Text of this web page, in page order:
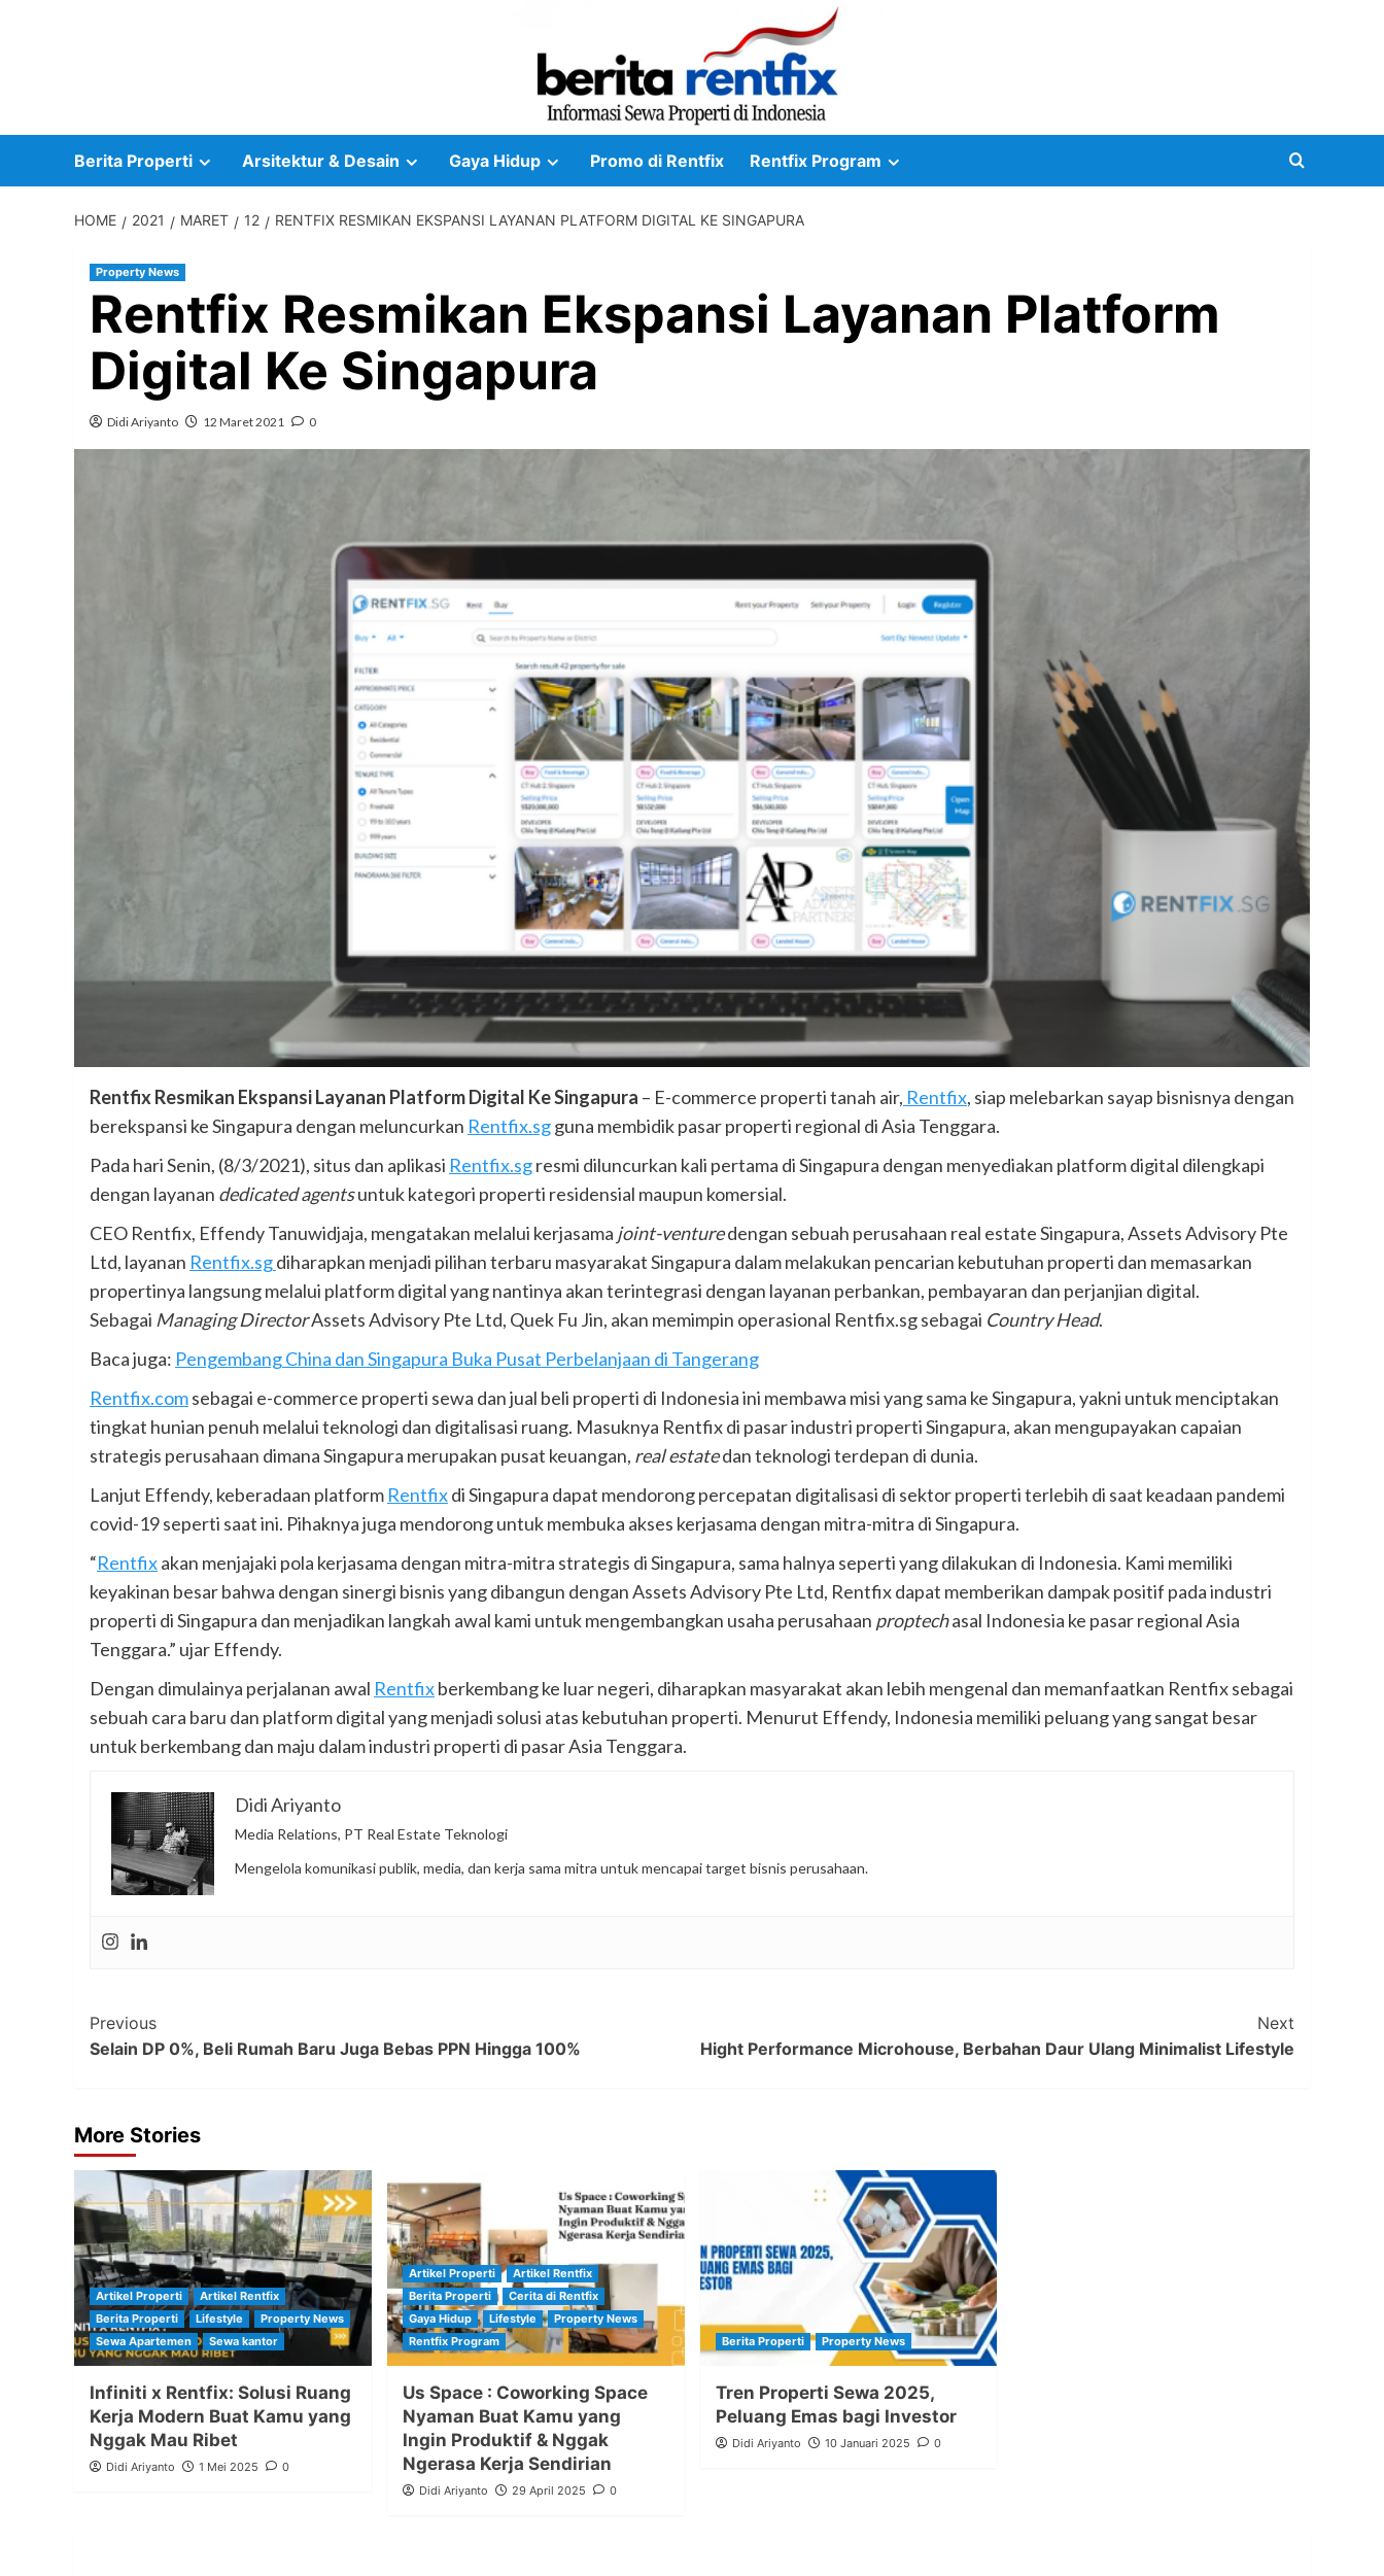
Berita Properti Arsitektur & Desain Gaya Hidup Promo di Rentfix Rentfix Program
HOME 2021 MARET 12 RENTFIX RESMIKAN EKSPANSI LAYANAN PLATFORM DIGITAL KE SINGAPURA
Property News
Rentfix Resmikan Ekspansi Layanan Platform
Digital Ke Singapura
Didi Ariyanto 12 Maret 2021 0
Rentfix Resmikan Ekspansi Layanan Platform Digital Ke Singapura – E-commerce properti tanah air, Rentfix, siap melebarkan sayap bisnisnya dengan
berekspansi ke Singapura dengan meluncurkan Rentfix.sgguna membidik pasar properti regional di Asia Tenggara.
Pada hari Senin, (8/3/2021), situs dan aplikasi Rentfix.sgresmi diluncurkan kali pertama di Singapura dengan menyediakan platform digital dilengkapi
dengan layanan dedicated agentsuntuk kategori properti residensial maupun komersial.
CEO Rentfix, Effendy Tanuwidjaja, mengatakan melalui kerjasama joint-venturedengan sebuah perusahaan real estate Singapura, Assets Advisory Pte
Ltd, layanan Rentfix.sgdiharapkan menjadi pilihan terbaru masyarakat Singapura dalam melakukan pencarian kebutuhan properti dan memasarkan
propertinya langsung melalui platform digital yang nantinya akan terintegrasi dengan layanan perbankan, pembayaran dan perjanjian digital.
Sebagai Managing DirectorAssets Advisory Pte Ltd, Quek Fu Jin, akan memimpin operasional Rentfix.sg sebagai Country Head.
Baca juga: Pengembang China dan Singapura Buka Pusat Perbelanjaan di Tangerang
Rentfix.comsebagai e-commerce properti sewa dan jual beli properti di Indonesia ini membawa misi yang sama ke Singapura, yakni untuk menciptakan
tingkat hunian penuh melalui teknologi dan digitalisasi ruang. Masuknya Rentfix di pasar industri properti Singapura, akan mengupayakan capaian
strategis perusahaan dimana Singapura merupakan pusat keuangan, real estatedan teknologi terdepan di dunia.
Lanjut Effendy, keberadaan platform Rentfixdi Singapura dapat mendorong percepatan digitalisasi di sektor properti terlebih di saat keadaan pandemi
covid-19 seperti saat ini. Pihaknya juga mendorong untuk membuka akses kerjasama dengan mitra-mitra di Singapura.
“Rentfixakan menjajaki pola kerjasama dengan mitra-mitra strategis di Singapura, sama halnya seperti yang dilakukan di Indonesia. Kami memiliki
keyakinan besar bahwa dengan sinergi bisnis yang dibangun dengan Assets Advisory Pte Ltd, Rentfix dapat memberikan dampak positif pada industri
properti di Singapura dan menjadikan langkah awal kami untuk mengembangkan usaha perusahaan proptechasal Indonesia ke pasar regional Asia
Tenggara.” ujar Effendy.
Dengan dimulainya perjalanan awal Rentfixberkembang ke luar negeri, diharapkan masyarakat akan lebih mengenal dan memanfaatkan Rentfix sebagai
sebuah cara baru dan platform digital yang menjadi solusi atas kebutuhan properti. Menurut Effendy, Indonesia memiliki peluang yang sangat besar
untuk berkembang dan maju dalam industri properti di pasar Asia Tenggara.
Didi Ariyanto
Media Relations, PT Real Estate Teknologi
Mengelola komunikasi publik, media, dan kerja sama mitra untuk mencapai target bisnis perusahaan.
Post
Navigation
Previous
Selain DP 0%, Beli Rumah Baru Juga Bebas PPN Hingga 100%
Next
Hight Performance Microhouse, Berbahan Daur Ulang Minimalist Lifestyle
More Stories
Artikel Properti
Artikel Rentfix
Berita Properti
Lifestyle
Property News
Sewa Apartemen
Sewa kantor
Infiniti x Rentfix: Solusi Ruang
Kerja Modern Buat Kamu yang
Nggak Mau Ribet
Didi Ariyanto 1 Mei 2025 0
Artikel Properti
Artikel Rentfix
Berita Properti
Cerita di Rentfix
Gaya Hidup
Lifestyle
Property News
Rentfix Program
Us Space : Coworking Space
Nyaman Buat Kamu yang
Ingin Produktif & Nggak
Ngerasa Kerja Sendirian
Didi Ariyanto 29 April 2025 0
Berita Properti Property News
Tren Properti Sewa 2025,
Peluang Emas bagi Investor
Didi Ariyanto 10 Januari 2025 0